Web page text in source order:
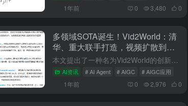
1年前 0 3,480 0
多领域SOTA诞生！Vid2World：清
华、重大联手打造，视频扩散到世
界模型的无缝衔接
本文提出了一种名为Vid2World的创新方法，将预训练视频扩散模型转化为交互式世界模型，为构建多模态智能体奠定了基础。以下从多个维度对该研究进行详细分析：核心贡献与创新点该研究主要解决了视频扩散模型...
AI资讯 # AI Agent # AIGC # AIGC应用
1年前 0 2,976 0